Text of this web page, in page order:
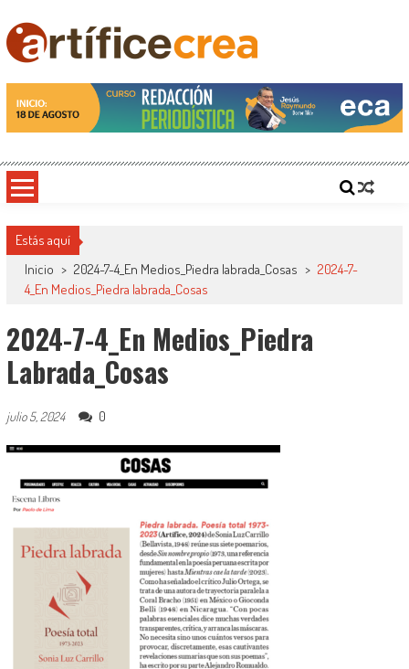
contenido
Artificecrea
Blog de Artífice Comunicadores, elaboramos contenidos periodísticos y editoriales en
diversos formatos, capacitamos en temas de comunicación y educación.
Estás aquí
Inicio > 2024-7-4_En Medios_Piedra labrada_Cosas > 2024-7-
4_En Medios_Piedra labrada_Cosas
2024-7-4_En Medios_Piedra
Labrada_Cosas
julio 5, 2024 0